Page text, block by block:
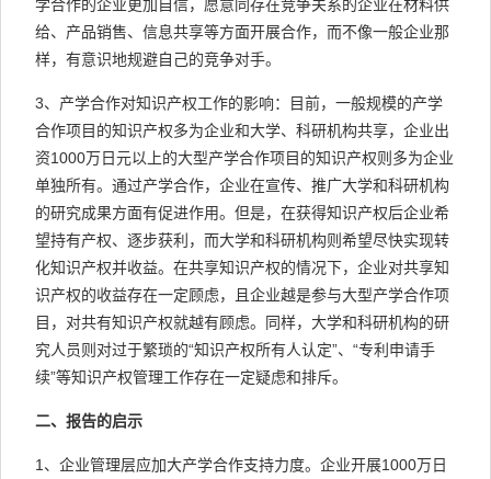
学合作的企业更加自信，愿意同存在竞争关系的企业在材料供
给、产品销售、信息共享等方面开展合作，而不像一般企业那
样，有意识地规避自己的竞争对手。
3、产学合作对知识产权工作的影响：目前，一般规模的产学
合作项目的知识产权多为企业和大学、科研机构共享，企业出
资1000万日元以上的大型产学合作项目的知识产权则多为企业
单独所有。通过产学合作，企业在宣传、推广大学和科研机构
的研究成果方面有促进作用。但是，在获得知识产权后企业希
望持有产权、逐步获利，而大学和科研机构则希望尽快实现转
化知识产权并收益。在共享知识产权的情况下，企业对共享知
识产权的收益存在一定顾虑，且企业越是参与大型产学合作项
目，对共有知识产权就越有顾虑。同样，大学和科研机构的研
究人员则对过于繁琐的“知识产权所有人认定”、“专利申请手
续”等知识产权管理工作存在一定疑虑和排斥。
二、报告的启示
1、企业管理层应加大产学合作支持力度。企业开展1000万日